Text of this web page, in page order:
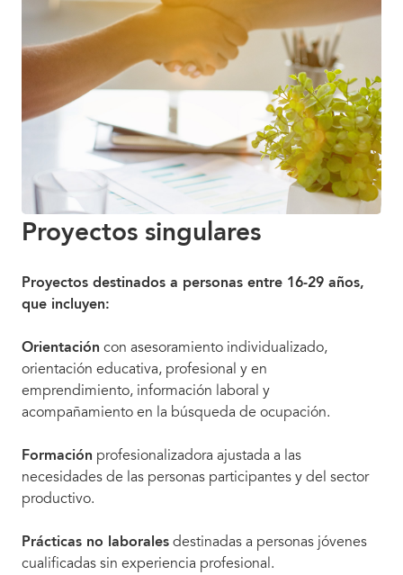
Proyectos singulares
Proyectos destinados a personas entre 16-29 años,
que incluyen:
Orientación con asesoramiento individualizado,
orientación educativa, profesional y en
emprendimiento, información laboral y
acompañamiento en la búsqueda de ocupación.
Formación profesionalizadora ajustada a las
necesidades de las personas participantes y del sector
productivo.
Prácticas no laborales destinadas a personas jóvenes
cualificadas sin experiencia profesional.